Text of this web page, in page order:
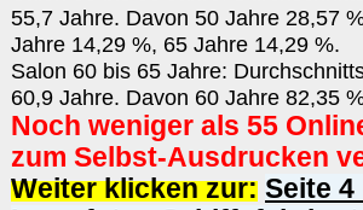
55,7 Jahre. Davon 50 Jahre 28,57
Jahre 14,29 %, 65 Jahre 14,29 %.
Salon 60 bis 65 Jahre:
60,9 Jahre. Davon 60 Jahre 82,35
Noch weniger als 55
zum Selbst-Ausdrucken
Weiter klicken zur: Seite